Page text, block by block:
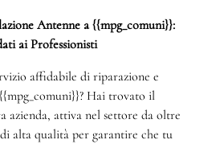
Antenne a {{mpg_comuni}}:
ai Professionisti
affidabile di riparazione e
Hai trovato il
azienda, attiva nel settore da oltre
alta qualità per garantire che tu